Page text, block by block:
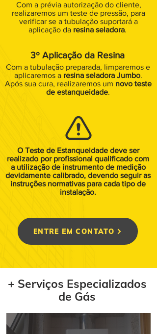
Com a prévia autorização do cliente,
realizaremos um teste de pressão, para
verificar se a tubulação suportará a
aplicação da resina seladora.
3º Aplicação da Resina
Com a tubulação preparada, limparemos e
aplicaremos a resina seladora Jumbo.
Após sua cura, realizaremos um novo teste
de estanqueidade.
O Teste de Estanqueidade deve ser
realizado por profissional qualificado com
a utilização de instrumento de medição
devidamente calibrado, devendo seguir as
instruções normativas para cada tipo de
instalação.
ENTRE EM CONTATO
+ Serviços Especializados
de Gás